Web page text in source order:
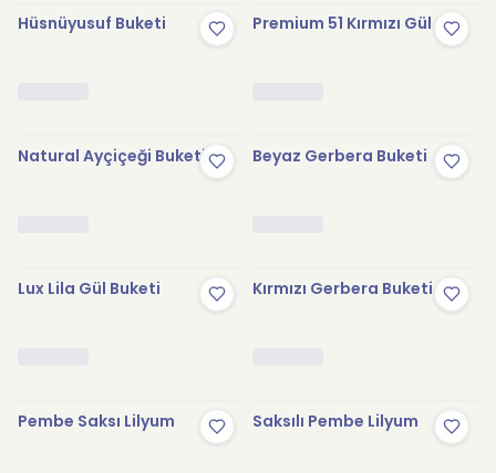
Hüsnüyusuf Buketi Premium 51 Kırmızı Gül
Natural Ayçiçeği Buketi Beyaz Gerbera Buketi
Lux Lila Gül Buketi Kırmızı Gerbera Buketi
Pembe Saksı Lilyum Saksılı Pembe Lilyum